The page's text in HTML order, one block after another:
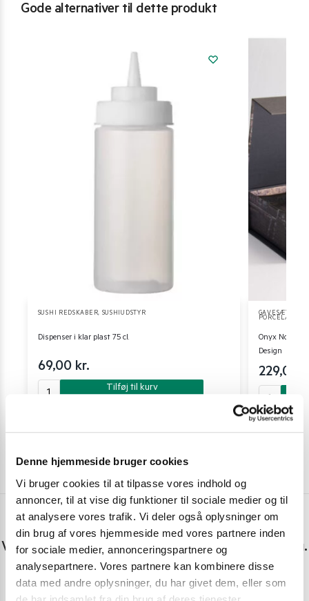
Denne hjemmeside bruger cookies
Vi bruger cookies til at tilpasse vores indhold og
annoncer, til at vise dig funktioner til sociale medier og til
at analysere vores trafik. Vi deler også oplysninger om
din brug af vores hjemmeside med vores partnere inden
for sociale medier, annonceringspartnere og
analysepartnere. Vores partnere kan kombinere disse
data med andre oplysninger, du har givet dem, eller som
Gode alternativer til dette produkt
SUSHI REDSKABER, SUSHIUDSTYR
Dispenser i klar plast 75 cl.
69,00 kr.
Tilføj til kurv
GAVESÆT OG
PORCELÆN
Onyx Noir
Design
229,00
Har du spørgsmål eller brug for hjælp?
Vi er lige her. Kundeservice sidder klar til at hjælpe dig.
Personlig rådgivning med et smil